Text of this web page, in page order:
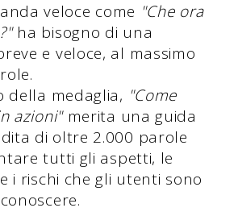
veloce come "Che ora
ha bisogno di una
e veloce, al massimo
della medaglia, "Come
azioni"merita una guida
di oltre 2.000 parole
tutti gli aspetti, le
i rischi che gli utenti sono